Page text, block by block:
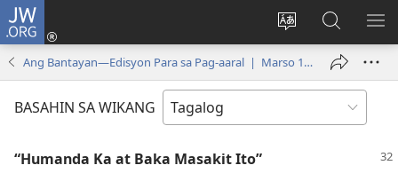
JW.ORG
Baguhin
ang
ng
Mag-
log
bubukas
sa
JW.ORG
Ang Bantayan—Edisyon Para sa Pag-aaral | Marso 1, 2002
BASAHIN SA WIKANG
“Humanda Ka at Baka Masakit Ito”